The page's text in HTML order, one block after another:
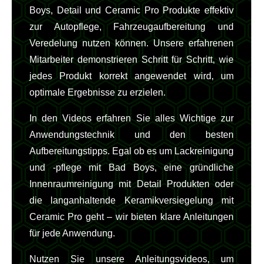
Boys, Detail und Ceramic Pro Produkte effektiv
zur Autopflege, Fahrzeugaufbereitung und
Veredelung nutzen können. Unsere erfahrenen
Mitarbeiter demonstrieren Schritt für Schritt, wie
jedes Produkt korrekt angewendet wird, um
optimale Ergebnisse zu erzielen.
In den Videos erfahren Sie alles Wichtige zur
Anwendungstechnik und den besten
Aufbereitungstipps. Egal ob es um Lackreinigung
und -pflege mit Bad Boys, eine gründliche
Innenraumreinigung mit Detail Produkten oder
die langanhaltende Keramikversiegelung mit
Ceramic Pro geht – wir bieten klare Anleitungen
für jede Anwendung.
Nutzen Sie unsere Anleitungsvideos, um